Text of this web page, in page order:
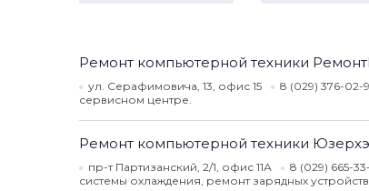
Ремонт компьютерной техники
ул. Серафимовича, 13, офис 15 8 (029) 376-02-
сервисном центре.
Ремонт компьютерной техники
пр-т Партизанский, 2/1, офис 11А 8 (029) 665-
системы охлаждения, ремонт зарядных